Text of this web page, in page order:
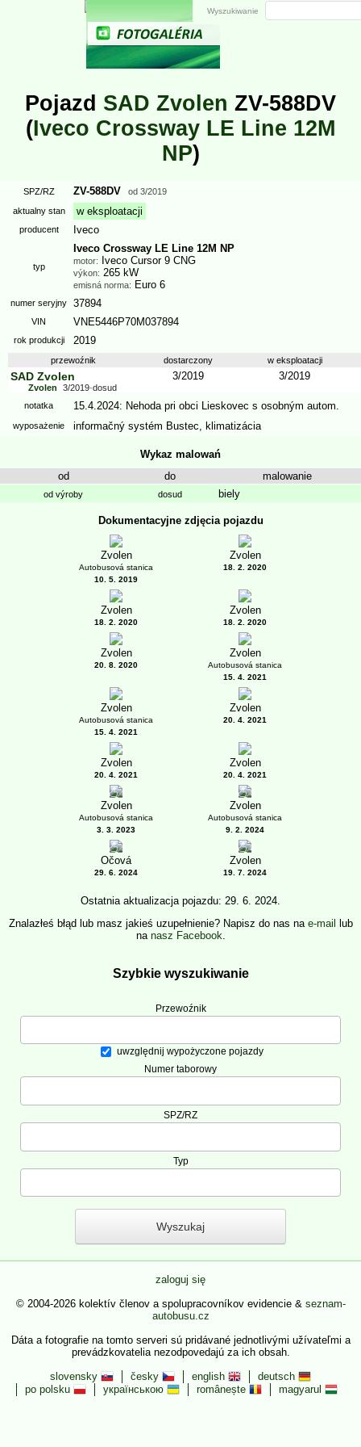
Pojazd SAD Zvolen ZV-588DV
(Iveco Crossway LE Line 12M
NP)
SPZ/RZ ZV-588DV od 3/2019
aktualny stan
w eksploatacji
producent Iveco
typ
Iveco Crossway LE Line 12M NP
motor: Iveco Cursor 9 CNG
výkon: 265 kW
emisná norma: Euro 6
numer seryjny 37894
VIN VNE5446P70M037894
rok produkcji 2019
przewoźnik dostarczony w eksploatacji
SAD Zvolen 3/2019 3/2019
Zvolen 3/2019-dosud
notatka
15.4.2024: Nehoda pri obci Lieskovec s osobným autom.
wyposażenie informačný systém Bustec klimatizácia
Wykaz malowań
od
do malowanie
od výroby dosud biely
Dokumentacyjne zdjęcia pojazdu
Zvolen
Autobusová stanica
10. 5. 2019
Zvolen
18. 2. 2020
Zvolen
18. 2. 2020
Zvolen
18. 2. 2020
Zvolen
20. 8. 2020
Zvolen
Autobusová stanica
15. 4. 2021
Zvolen
Autobusová stanica
15. 4. 2021
Zvolen
20. 4. 2021
Zvolen
20. 4. 2021
Zvolen
20. 4. 2021
1
Zvolen
Autobusová stanica
3. 3. 2023
3
Zvolen
Autobusová stanica
9. 2. 2024
1
Očová
29. 6. 2024
2
Zvolen
19. 7. 2024
Ostatnia aktualizacja pojazdu: 29. 6. 2024.
Znalazłeś błąd lub masz jakieś uzupełnienie? Napisz do nas na e-mail
lub
na nasz Facebook.
Szybkie wyszukiwanie
Przewoźnik
uwzględnij wypożyczone pojazdy
Numer taborowy
SPZ/RZ
Typ
Wyszukiwanie
zaloguj się
© 2004-2026 kolektív členov a spolupracovníkov evidencie & seznam-
autobusu.cz
Dáta a fotografie na tomto serveri sú pridávané jednotlivými užívateľmi a
prevádzkovatelia nezodpovedajú za ich obsah.
slovensky
česky english
deutsch
po polsku
українською românește magyarul